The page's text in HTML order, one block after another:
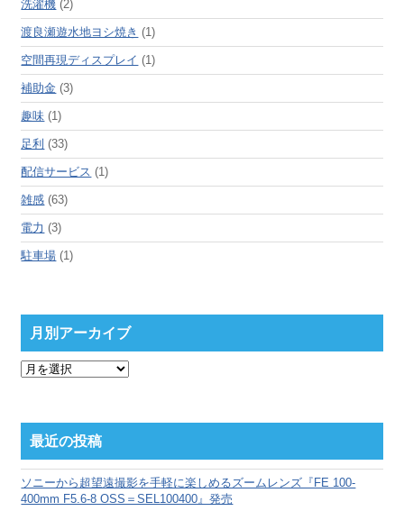
洗濯機 (2)
渡良瀬遊水地ヨシ焼き (1)
空間再現ディスプレイ (1)
補助金 (3)
趣味 (1)
足利 (33)
配信サービス (1)
雑感 (63)
電力 (3)
駐車場 (1)
月別アーカイブ
月
ー
カ
ブ
最近の投稿
ソニーから超望遠撮影を手軽に楽しめるズームレンズ『FE 100-
400mm F5.6-8 OSS＝SEL100400』発売